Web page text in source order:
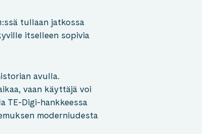
tullaan jatkossa
itselleen sopivia
avulla.
vaan käyttäjä voi
TE-Digi-hankkeessa
moderniudesta